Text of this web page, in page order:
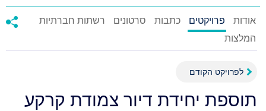
אודות פרויקטים כתבות סרטונים
רשתות חברתיות
המלצות
לפרויקט הקודם
תוספת יחידת דיור צמודת קרקע